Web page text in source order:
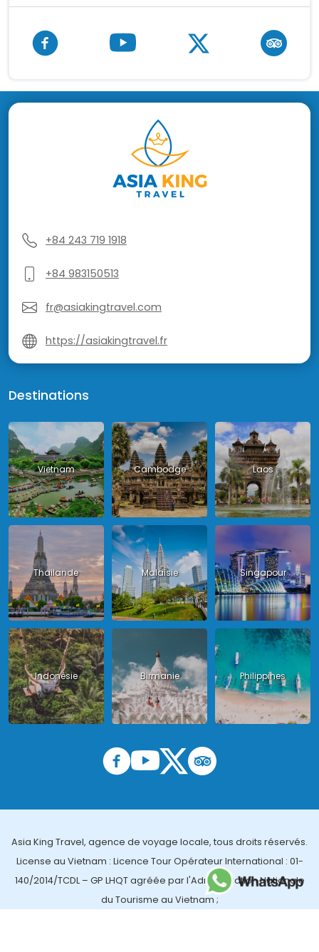
+84 243 719 1918
+84 983150513
fr@asiakingtravel.com
https://asiakingtravel.fr
Destinations
Vietnam Cambodge Laos
Thailande Malaisie Singapour
Indonésie Birmanie Philippines
Asia King Travel, agence de voyage locale, tous droits réservés.
License au Vietnam : Licence Tour Opérateur International : 01-
140/2014/TCDL – GP LHQT agréée par l'Administration Nationale
du Tourisme au Vietnam ;